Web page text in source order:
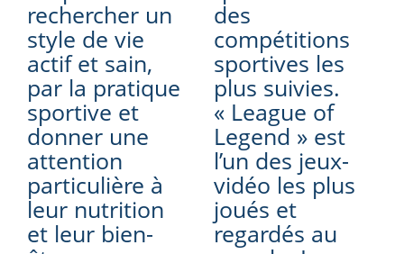
rechercher un
style de vie
actif et sain,
par la pratique
sportive et
donner une
attention
particulière à
leur nutrition
et leur bien-
des
compétitions
sportives les
plus suivies.
« League of
Legend » est
l’un des jeux-
vidéo les plus
joués et
regardés au